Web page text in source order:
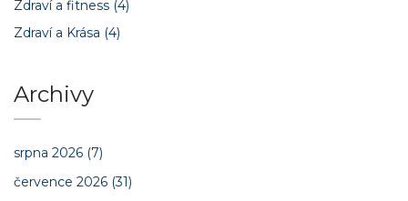
Zdraví a fitness (4)
Zdraví a Krása (4)
Archivy
srpna 2026 (7)
července 2026 (31)